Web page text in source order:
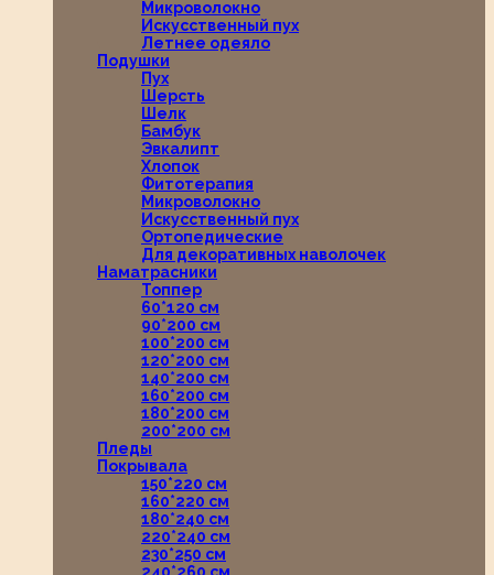
Микроволокно
Искусственный пух
Летнее одеяло
Подушки
Пух
Шерсть
Шелк
Бамбук
Эвкалипт
Хлопок
Фитотерапия
Микроволокно
Искусственный пух
Ортопедические
Для декоративных наволочек
Наматрасники
Топпер
60*120 см
90*200 см
100*200 см
120*200 см
140*200 см
160*200 см
180*200 см
200*200 см
Пледы
Покрывала
150*220 см
160*220 см
180*240 см
220*240 см
230*250 см